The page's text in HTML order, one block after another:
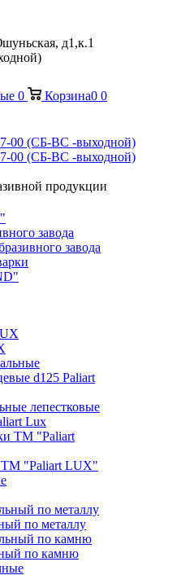
д1,к.1
0 Корзина0 0
00 (СБ-ВС -выходной)
00 (СБ-ВС -выходной)
продукции
завода
завода
лепестковые
Lux
ТМ "Paliart LUX"
по металлу
по камню